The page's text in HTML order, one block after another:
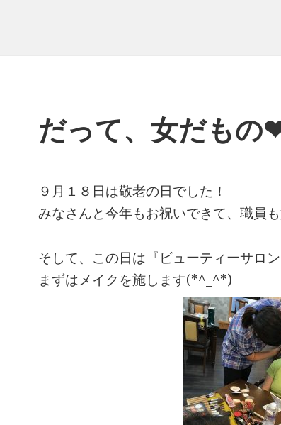
だって、女だもの
９月１８日は敬老の日でした！
みなさんと今年もお祝いできて、職員
そして、この日は『ビューティーサロ
まずはメイクを施します(*^_^*)